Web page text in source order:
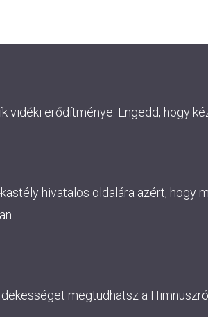
erődítménye. Engedd, hogy
hivatalos oldalára azért, hogy
megtudhatsz a